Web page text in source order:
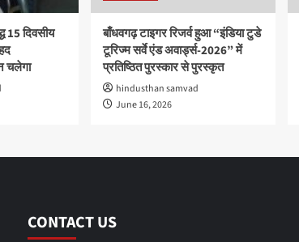
15 दिवसीय
चलेगा
बाँधवगढ़ टाइगर रिजर्व हुआ “इंडिया टुडे
टूरिज्म सर्वे एंड अवार्ड्स-2026” में
प्रतिष्ठित पुरस्कार से पुरस्कृत
hindusthan samvad
June 16, 2026
CONTACT US